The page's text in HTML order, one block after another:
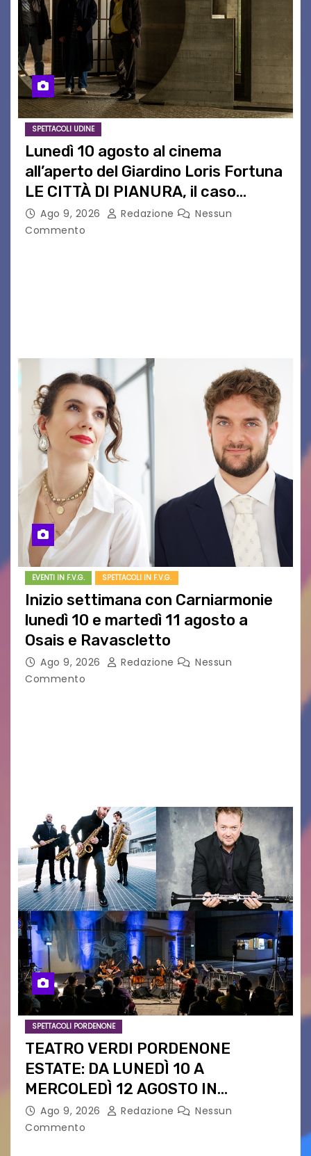
SPETTACOLI UDINE
Lunedì 10 agosto al cinema
all’aperto del Giardino Loris Fortuna
LE CITTÀ DI PIANURA, il caso
cinematografico dell’anno!
Ago 9, 2026 Redazione
Nessun
Commento
EVENTI IN F.V.G. SPETTACOLI IN F.V.G.
Inizio settimana con Carniarmonie
lunedì 10 e martedì 11 agosto a
Osais e Ravascletto
Ago 9, 2026 Redazione
Nessun
Commento
SPETTACOLI PORDENONE
TEATRO VERDI PORDENONE
ESTATE: DA LUNEDÌ 10 A
MERCOLEDÌ 12 AGOSTO IN
PIAZZETTA PESCHERIA TORNANO
LE MUSIC NIGHTS
Ago 9, 2026 Redazione
Nessun
Commento